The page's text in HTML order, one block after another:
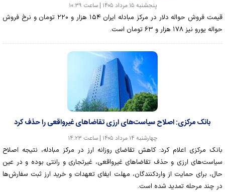
پنجشنبه ۱۵ مرداد ۱۴۰۵ | ساعت ۱۰:۳۹
قیمت فروش حواله دلار در مرکز مبادله ایران ۱۵۴ هزار و ۲۲۰ تومان و نرخ فروش
حواله یورو نیز ۱۷۸ هزار و ۶۳ تومان است.
بانک مرکزی: اصلاح سیاست‌های ارزی تقاضاهای غیرواقعی را حذف کرد
چهارشنبه ۱۴ مرداد ۱۴۰۵ | ساعت ۱۴:۲۳
بانک مرکزی اعلام کرد: کاهش تقاضای روزانه ارز در مرکز مبادله، نتیجه اصلاح
سیاست‌های ارزی و حذف تقاضا‌های غیرواقعی، غیرتجاری و رانتی بوده و در عین
حال، برای حمایت از واردکنندگان، مهلت ایفای تعهدات و خرید ارز ثبت سفارش‌ها
در چند مرحله تمدید شده است.